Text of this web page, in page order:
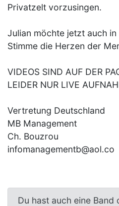
Privatzelt vorzusingen.
Julian möchte jetzt auch
Stimme die Herzen der
VIDEOS SIND AUF DER
LEIDER NUR LIVE
Vertretung Deutschland
MB Management
Ch. Bouzrou
infomanagementb@aol.co
Du hast auch eine